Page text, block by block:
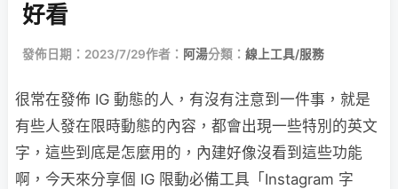
好看
發佈日期：2023/7/29作者： 阿湯分類： 線上工具/服務
很常在發佈 IG 動態的人，有沒有注意到一件事，就是
有些人發在限時動態的內容，都會出現一些特別的英文
字，這些到底是怎麼用的，內建好像沒看到這些功能
啊，今天來分享個 IG 限動必備工具「Instagram 字